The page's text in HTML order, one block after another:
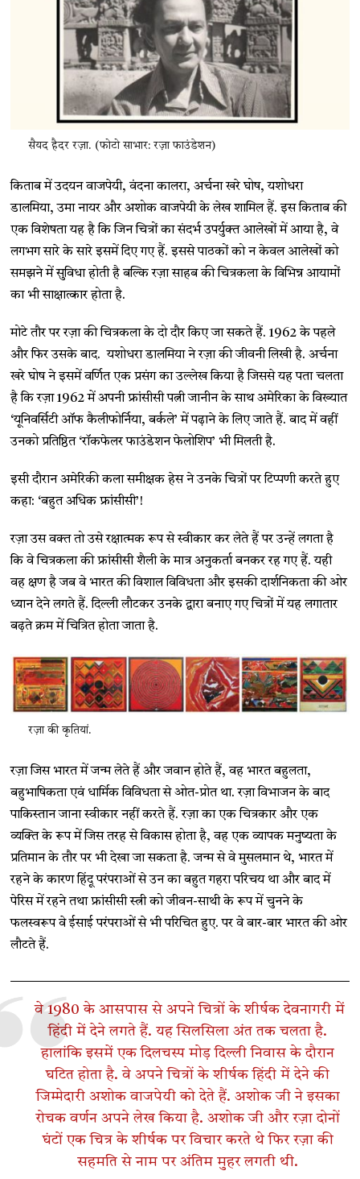
सैयद हैदर रज़ा. (फोटो साभार: रज़ा फाउंडेशन)
किताब में उदयन वाजपेयी, वंदना कालरा, अर्चना खरे घोष, यशोधरा
डालमिया, उमा नायर और अशोक वाजपेयी के लेख शामिल हैं. इस किताब की
एक विशेषता यह है कि जिन चित्रों का संदर्भ उपर्युक्त आलेखों में आया है, वे
लगभग सारे के सारे इसमें दिए गए हैं. इससे पाठकों को न केवल आलेखों को
समझने में सुविधा होती है बल्कि रज़ा साहब की चित्रकला के विभिन्न आयामों
का भी साक्षात्कार होता है.
मोटे तौर पर रज़ा की चित्रकला के दो दौर किए जा सकते हैं. 1962 के पहले
और फिर उसके बाद. यशोधरा डालमिया ने रज़ा की जीवनी लिखी है. अर्चना
खरे घोष ने इसमें वर्णित एक प्रसंग का उल्लेख किया है जिससे यह पता चलता
है कि रज़ा 1962 में अपनी फ्रांसीसी पत्नी जानीन के साथ अमेरिका के विख्यात
‘यूनिवर्सिटी ऑफ कैलीफोर्निया, बर्कले’ में पढ़ाने के लिए जाते हैं. बाद में वहीं
उनको प्रतिष्ठित ‘रॉकफेलर फाउंडेशन फेलोशिप’ भी मिलती है.
इसी दौरान अमेरिकी कला समीक्षक हेस ने उनके चित्रों पर टिप्पणी करते हुए
कहा: ‘बहुत अधिक फ्रांसीसी’!
रज़ा उस वक्त तो उसे रक्षात्मक रूप से स्वीकार कर लेते हैं पर उन्हें लगता है
कि वे चित्रकला की फ्रांसीसी शैली के मात्र अनुकर्ता बनकर रह गए हैं. यही
वह क्षण है जब वे भारत की विशाल विविधता और इसकी दार्शनिकता की ओर
ध्यान देने लगते हैं. दिल्ली लौटकर उनके द्वारा बनाए गए चित्रों में यह लगातार
बढ़ते क्रम में चित्रित होता जाता है.
रज़ा की कृतियां.
रज़ा जिस भारत में जन्म लेते हैं और जवान होते हैं, वह भारत बहुलता,
बहुभाषिकता एवं धार्मिक विविधता से ओत-प्रोत था. रज़ा विभाजन के बाद
पाकिस्तान जाना स्वीकार नहीं करते हैं. रज़ा का एक चित्रकार और एक
व्यक्ति के रूप में जिस तरह से विकास होता है, वह एक व्यापक मनुष्यता के
प्रतिमान के तौर पर भी देखा जा सकता है. जन्म से वे मुसलमान थे, भारत में
रहने के कारण हिंदू परंपराओं से उन का बहुत गहरा परिचय था और बाद में
पेरिस में रहने तथा फ्रांसीसी स्त्री को जीवन-साथी के रूप में चुनने के
फलस्वरूप वे ईसाई परंपराओं से भी परिचित हुए. पर वे बार-बार भारत की ओर
लौटते हैं.
वे 1980 के आसपास से अपने चित्रों के शीर्षक देवनागरी में
हिंदी में देने लगते हैं. यह सिलसिला अंत तक चलता है.
हालांकि इसमें एक दिलचस्प मोड़ दिल्ली निवास के दौरान
घटित होता है. वे अपने चित्रों के शीर्षक हिंदी में देने की
जिम्मेदारी अशोक वाजपेयी को देते हैं. अशोक जी ने इसका
रोचक वर्णन अपने लेख किया है. अशोक जी और रज़ा दोनों
घंटों एक चित्र के शीर्षक पर विचार करते थे फिर रज़ा की
सहमति से नाम पर अंतिम मुहर लगती थी.